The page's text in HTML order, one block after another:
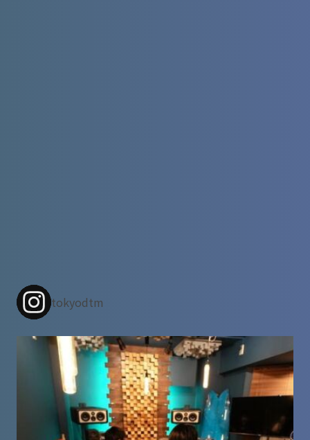
tokyodtm